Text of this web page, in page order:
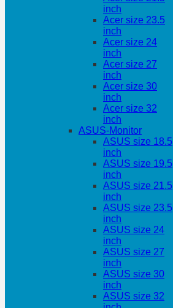
inch
Acer size 23.5
inch
Acer size 24
inch
Acer size 27
inch
Acer size 30
inch
Acer size 32
inch
ASUS-Monitor
ASUS size 18.5
inch
ASUS size 19.5
inch
ASUS size 21.5
inch
ASUS size 23.5
inch
ASUS size 24
inch
ASUS size 27
inch
ASUS size 30
inch
ASUS size 32